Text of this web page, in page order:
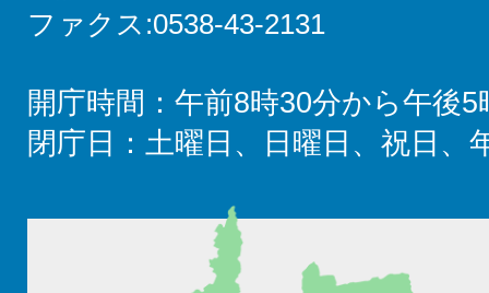
ファクス:0538-43-2131
開庁時間：午前8時30分から午後5
閉庁日：土曜日、日曜日、祝日、